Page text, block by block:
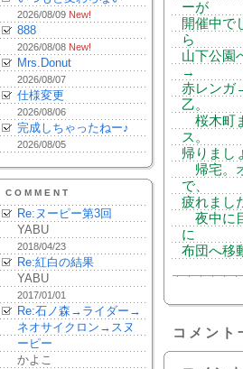
2026/08/09 New!
888
2026/08/08 New!
Mrs.Donut
2026/08/07
仕様変更
2026/08/06
完成しちゃったねー♪
2026/08/05
COMMENT
Re:ヌーピー第3回
YABU
2018/04/23
Re:紅白の結果
YABU
2017/01/01
Re:石ノ森→ライダー→
ネオサイクロン→スヌ
ーピー
かよこ
ーが
開催中で
ら
山下公園
→
赤レンガ
乙。
桜木町
ス。
帰りまし
帰宅。
で、
疲れまし
夜中に
に
布団へ
コメント